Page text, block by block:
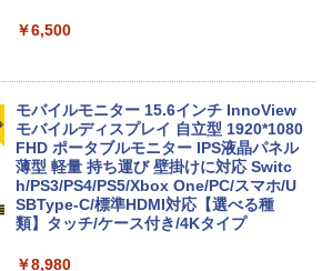
￥1,964
レスイヤホン Bluetooth 5.4 ノイズキャンセ
リング ANC 36時間再生
￥2,980
コカ・コーラ やかんの麦茶 from 爽健美茶 ラ
クスDIGITAL)
【マラソン限定30%OFF】中古 店長おま
かせパソコン Core i5 第11世代 メモリ8
GB 16GB SSD240GB 15インチ Window
s11 WPS Office 1年保証 ノートパソコン
【CA】 中古ノートPC 中古ノートパソコ
ン 中古パソコン 中古PC 中古品 win11 パ
D Ryzen5 3500 GeForce GTX1660sup
60super SSD｜PC フォートナイト マイ
ンクラフト fortnite apex ロブロックス
プレイ可能｜プレゼントに最適！
￥110,000
デスクトップPC FMV Desktop Fシリー
￥6,500
モバイルモニター 15.6インチ InnoView
モバイルディスプレイ 自立型 1920*1080
FHD ポータブルモニター IPS液晶パネル
薄型 軽量 持ち運び 壁掛けに対応 Switc
h/PS3/PS4/PS5/Xbox One/PC/スマホ/U
SBType-C/標準HDMI対応【選べる種
類】タッチ/ケース付き/4Kタイプ
￥8,980